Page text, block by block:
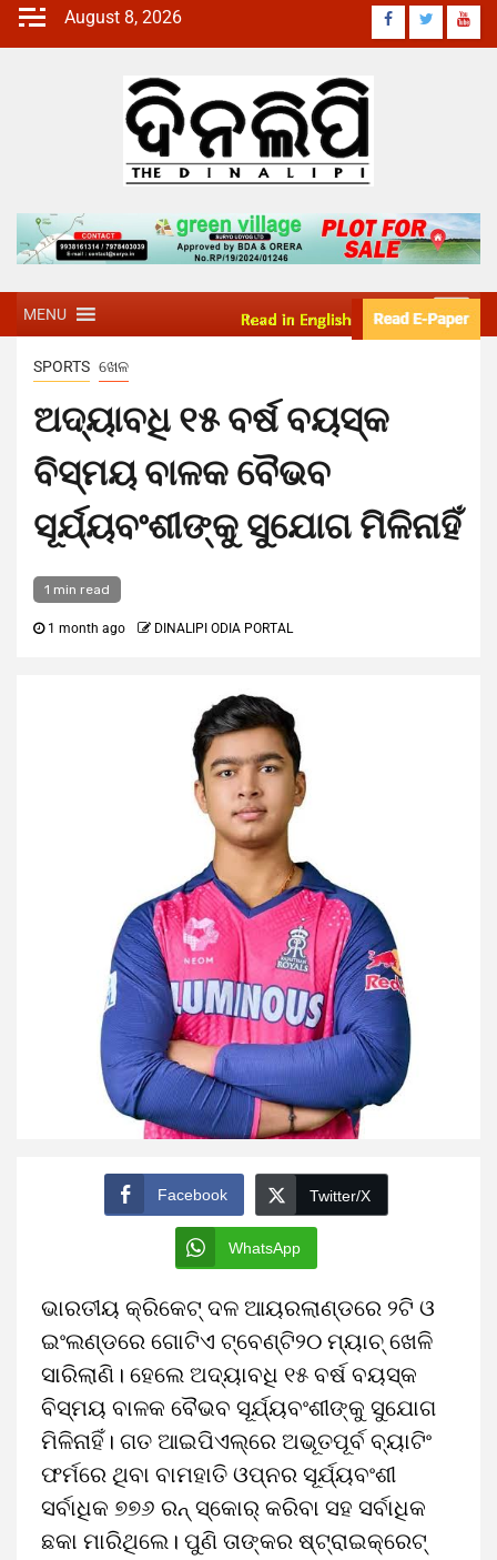
August 8, 2026
MENU
SPORTS ଖେଳ
ଅଦ୍ୟାବଧି ୧୫ ବର୍ଷ ବୟସ୍କ
ବିସ୍ମୟ ବାଳକ ବୈଭବ
ସୂର୍ଯ୍ୟବଂଶୀଙ୍କୁ ସୁଯୋଗ ମିଳିନାହିଁ
1 min read
1 month ago DINALIPI ODIA PORTAL
Facebook Twitter/X
WhatsApp
ଭାରତୀୟ କ୍ରିକେଟ୍‌ ଦଳ ଆୟରଲାଣ୍ଡରେ ୨ଟି ଓ
ଇଂଲଣ୍ଡରେ ଗୋଟିଏ ଟ୍ବେଣ୍ଟି୨୦ ମ୍ୟାଚ୍‌ ଖେଳି
ସାରିଲାଣି। ହେଲେ ଅଦ୍ୟାବଧି ୧୫ ବର୍ଷ ବୟସ୍କ
ବିସ୍ମୟ ବାଳକ ବୈଭବ ସୂର୍ଯ୍ୟବଂଶୀଙ୍କୁ ସୁଯୋଗ
ମିଳିନାହିଁ। ଗତ ଆଇପିଏଲ୍‌ରେ ଅଭୂତପୂର୍ବ ବ୍ୟାଟିଂ
ଫର୍ମରେ ଥିବା ବାମହାତି ଓପ୍‌ନର ସୂର୍ଯ୍ୟବଂଶୀ
ସର୍ବାଧିକ ୭୭୬ ରନ୍‌ ସ୍କୋର୍‌ କରିବା ସହ ସର୍ବାଧିକ
ଛକା ମାରିଥିଲେ। ପୁଣି ତାଙ୍କର ଷ୍ଟ୍ରାଇକ୍‌ରେଟ୍‌